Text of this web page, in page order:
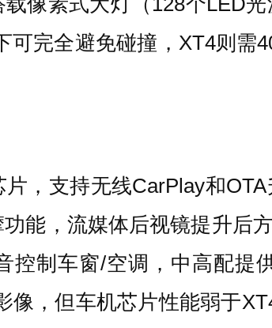
完全避免碰撞，XT4则需
，支持无线CarPlay和
能，流媒体后视镜提升后
控制车窗/空调，中高配提
，但车机芯片性能弱于